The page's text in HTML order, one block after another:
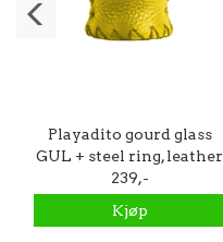
Playadito gourd glass
GUL + steel ring, leather
239,-
Kjøp